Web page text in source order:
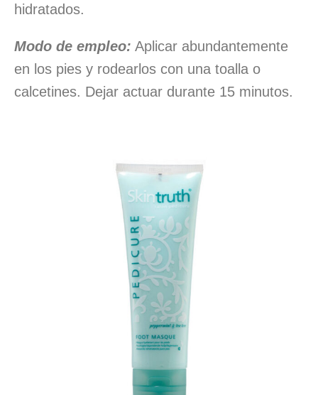
hidratados.
Modo de empleo: Aplicar abundantemente
en los pies y rodearlos con una toalla o
calcetines. Dejar actuar durante 15 minutos.